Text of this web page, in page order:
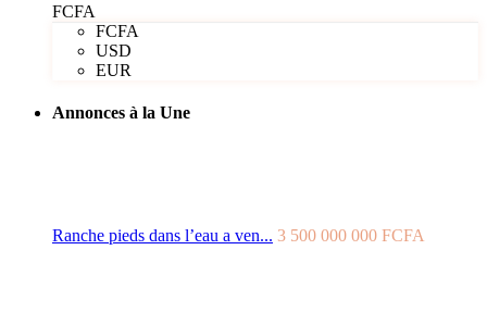
FCFA
FCFA
USD
EUR
Annonces à la Une
Ranche pieds dans l’eau a ven... 3 500 000 000 FCFA